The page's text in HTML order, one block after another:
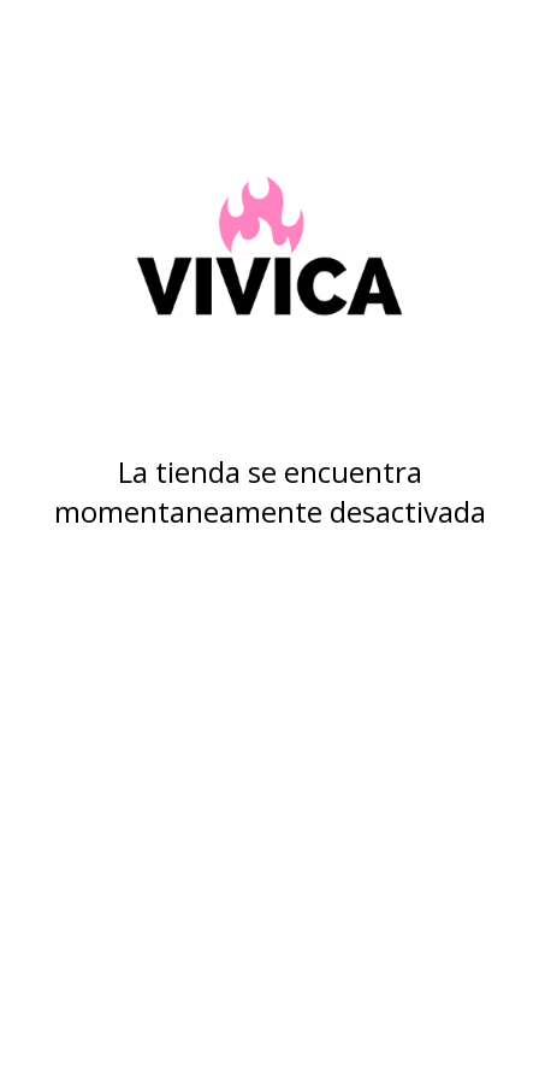
La tienda se encuentra
momentaneamente desactivada